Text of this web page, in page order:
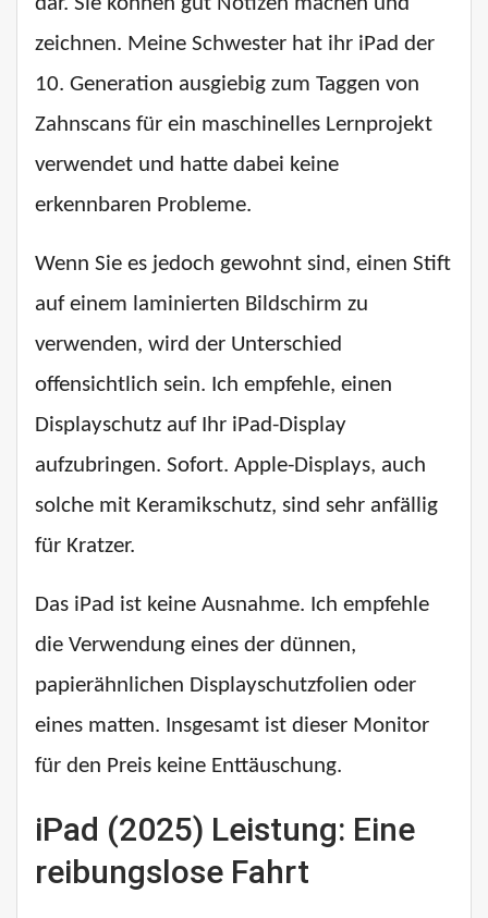
zeichnen. Meine Schwester hat ihr iPad der
10. Generation ausgiebig zum Taggen von
Zahnscans für ein maschinelles Lernprojekt
verwendet und hatte dabei keine
erkennbaren Probleme.
Wenn Sie es jedoch gewohnt sind, einen Stift
auf einem laminierten Bildschirm zu
verwenden, wird der Unterschied
offensichtlich sein. Ich empfehle, einen
Displayschutz auf Ihr iPad-Display
aufzubringen. Sofort. Apple-Displays, auch
solche mit Keramikschutz, sind sehr anfällig
für Kratzer.
Das iPad ist keine Ausnahme. Ich empfehle
die Verwendung eines der dünnen,
papierähnlichen Displayschutzfolien oder
eines matten. Insgesamt ist dieser Monitor
für den Preis keine Enttäuschung.
iPad (2025) Leistung: Eine
reibungslose Fahrt